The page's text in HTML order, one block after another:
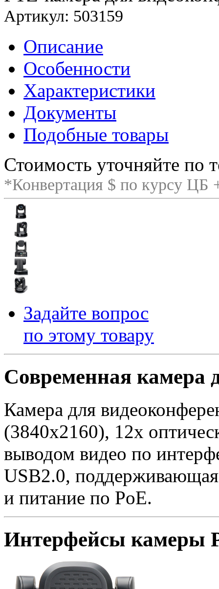
Артикул: 503159
Описание
Особенности
Характеристики
Документы
Подобные товары
Стоимость уточняйте по
*Конвертация $ по курсу ЦБ
Задайте вопрос
по этому товару
Современная камера
Камера для
(3840x2160), 12х
выводом видео по
USB2.0,
и питание по PoE.
Интерфейсы камеры